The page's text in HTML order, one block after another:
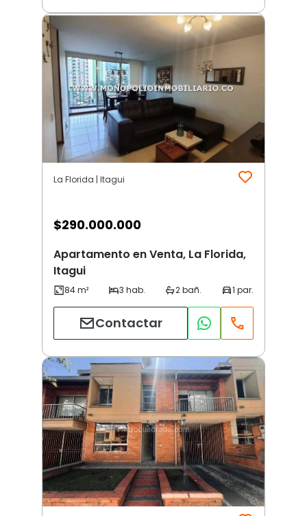
La Florida | Itagui
$290.000.000
Apartamento en Venta, La Florida,
Itagui
Contactar